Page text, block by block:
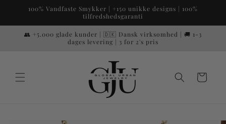
Gå til100% Vandfaste Smykker | +150 unikke designs | 100%
tilfredshedsgaranti
👥 +5.000 glade kunder | 🇩🇰 Dansk virksomhed | 🚚 1-3
dages levering | 3 for 2's pris
Indkøbskurv